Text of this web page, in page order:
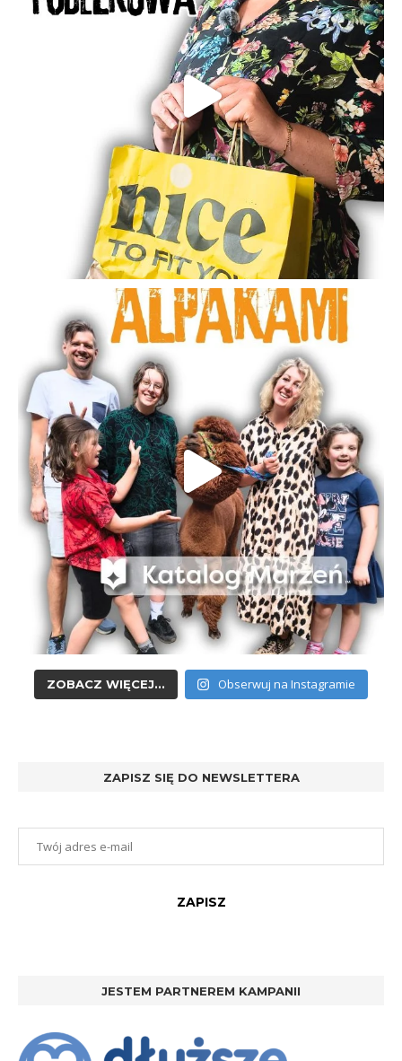
ZOBACZ WIĘCEJ... Obserwuj na Instagramie
ZAPISZ SIĘ DO NEWSLETTERA
JESTEM PARTNEREM KAMPANII